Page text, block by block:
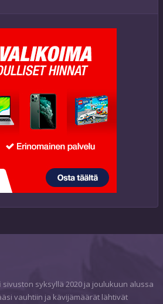
syksyllä 2020 ja joulukuun alussa
vauhtiin ja kävijämäärät lähtivät